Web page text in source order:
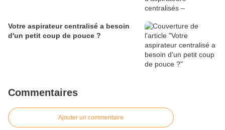
Votre aspirateur centralisé a besoin
d'un petit coup de pouce ?
Commentaires
Ajouter un commentaire